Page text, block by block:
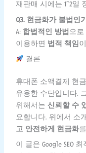
재판매 시에는 1~2일
Q3. 현금화가 불법인
A: 합법적인 방법 으로
이용하면 법적 책임
결론
휴대폰 소액결제 현
유용한 수단입니다.
위해서는 신뢰할 수
요합니다. 위에서 소
고 안전하게 현금화
이 글은 Google SEO